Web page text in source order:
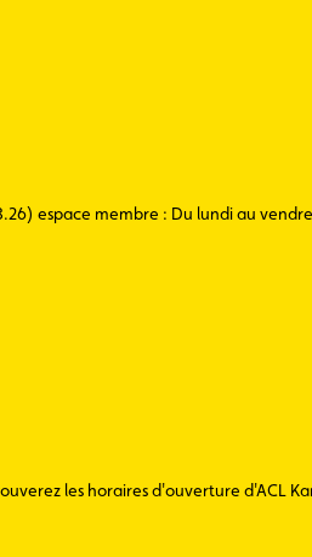
espace membre : Du lundi au
les horaires d'ouverture d'ACL